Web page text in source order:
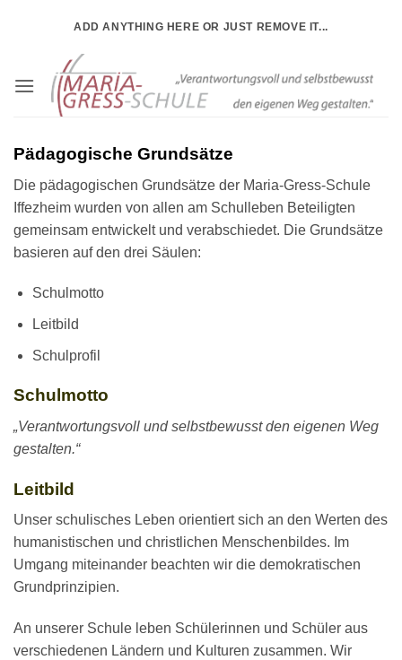
ADD ANYTHING HERE OR JUST REMOVE IT...
Pädagogische Grundsätze
Die pädagogischen Grundsätze der Maria-Gress-Schule
Iffezheim wurden von allen am Schulleben Beteiligten
gemeinsam entwickelt und verabschiedet. Die Grundsätze
basieren auf den drei Säulen:
Schulmotto
Leitbild
Schulprofil
Schulmotto
„Verantwortungsvoll und selbstbewusst den eigenen Weg
gestalten.“
Leitbild
Unser schulisches Leben orientiert sich an den Werten des
humanistischen und christlichen Menschenbildes. Im
Umgang miteinander beachten wir die demokratischen
Grundprinzipien.
An unserer Schule leben Schülerinnen und Schüler aus
verschiedenen Ländern und Kulturen zusammen. Wir